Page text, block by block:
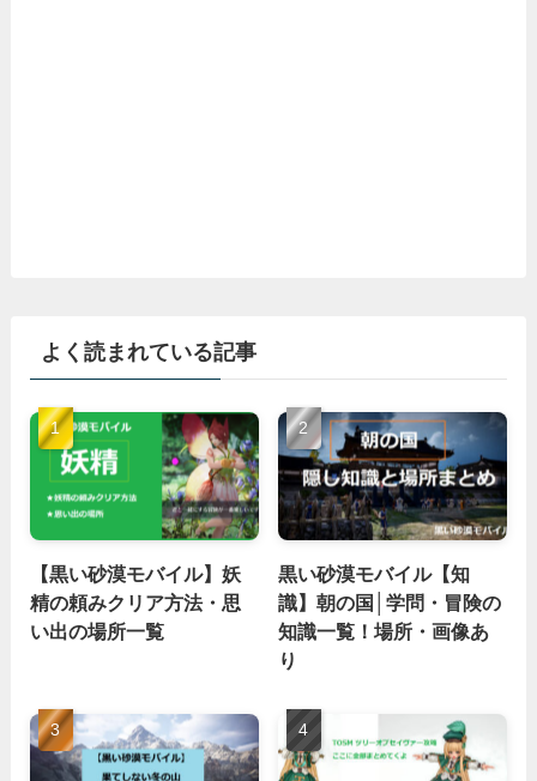
よく読まれている記事
【黒い砂漠モバイル】妖
精の頼みクリア方法・思
い出の場所一覧
黒い砂漠モバイル【知
識】朝の国│学問・冒険の
知識一覧！場所・画像あ
り